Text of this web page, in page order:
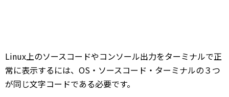
Linux上のソースコードやコンソール出力をターミナルで正
常に表示するには、OS・ソースコード・ターミナルの３つ
が同じ文字コードである必要です。